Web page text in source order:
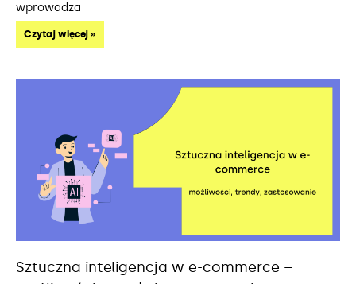
wprowadza
Czytaj więcej »
Sztuczna inteligencja w e-commerce –